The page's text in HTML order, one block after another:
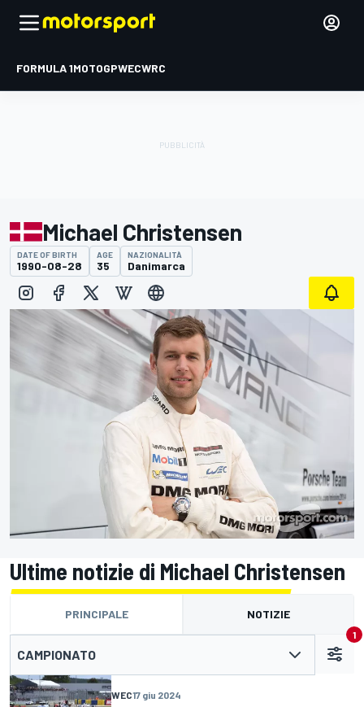
FORMULA 1MOTOGPWECWRC
Michael Christensen
DATE OF BIRTH
1990-08-28
AGE
35
NAZIONALITÀ
Danimarca
Ultime notizie di Michael Christensen
PRINCIPALE NOTIZIE
CAMPIONATO
1
WEC17 giu 2024